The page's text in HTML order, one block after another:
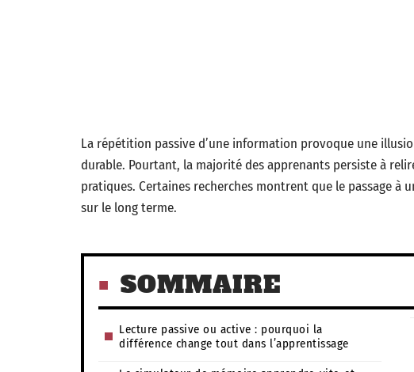
La répétition passive d’une information provoque une
durable. Pourtant, la majorité des apprenants persiste à
pratiques. Certaines recherches montrent que le passage à
sur le long terme.
SOMMAIRE
Lecture passive ou active : pourquoi la
différence change tout dans l’apprentissage